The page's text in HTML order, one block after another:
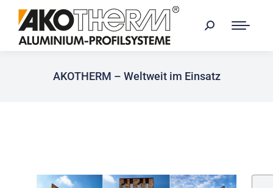
AKOTHERM – Weltweit im Einsatz